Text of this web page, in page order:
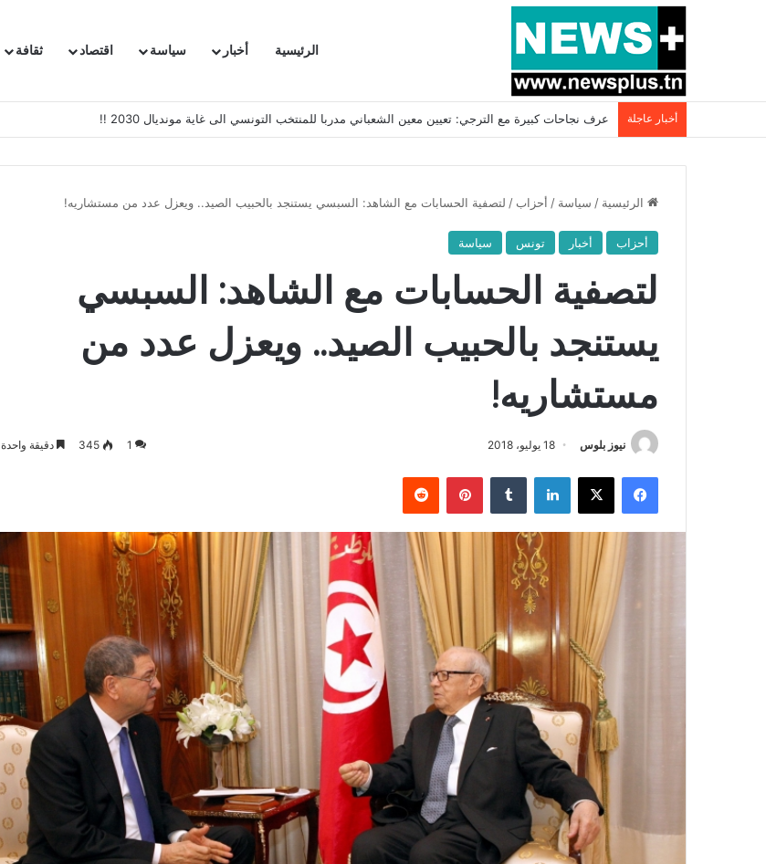
الرئيسية أخبار سياسة اقتصاد ثقافة
أخبار عاجلة بسبب المرزوقي وبتكليف من سعيّد: الخارجية تستدعي السفيرة الفرنسية بتونس وتبلغها احتجاجا شديد اللهجة !!
الرئيسية / سياسة / أحزاب / لتصفية الحسابات مع الشاهد: السبسي يستنجد بالحبيب الصيد.. ويعزل عدد من مستشاريه!
أحزاب أخبار تونس سياسة
لتصفية الحسابات مع الشاهد: السبسي
يستنجد بالحبيب الصيد.. ويعزل عدد من
مستشاريه!
نيوز بلوس 18 يوليو، 2018 1
345 دقيقة واحدة
فيسبوك X لينكدإن بينتيريست